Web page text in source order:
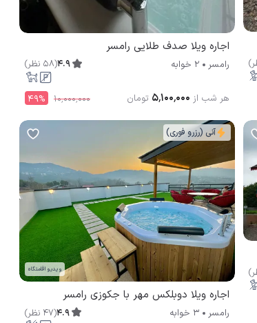
)
اجاره ویلا صدف طلایی رامسر
رامسر 2 خوابه 4.9
(
58 نظر)
۱۰٬۰۰۰٬۰۰۰ 49% هر شب از ۵٬۱۰۰٬۰۰۰ تومان
)
آنی (رزرو فوری)
ویدیو اقامتگاه
اجاره ویلا دوبلکس مهر با جکوزی رامسر
رامسر 3 خوابه 4.9
(
47 نظر)